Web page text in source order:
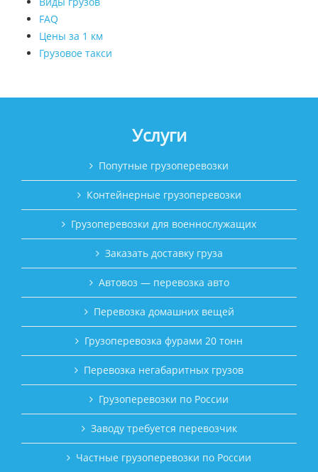
FAQ
Цены за 1 км
Грузовое такси
Услуги
Попутные грузоперевозки
Контейнерные грузоперевозки
Грузоперевозки для военнослужащих
Заказать доставку груза
Автовоз — перевозка авто
Перевозка домашних вещей
Грузоперевозка фурами 20 тонн
Перевозка негабаритных грузов
Грузоперевозки по России
Заводу требуется перевозчик
Частные грузоперевозки по России